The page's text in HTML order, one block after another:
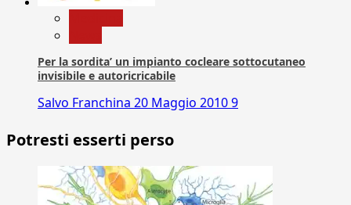
Per la sordita’ un impianto cocleare sottocutaneo
invisibile e autoricricabile
Salvo Franchina 20 Maggio 20109
Potresti esserti perso